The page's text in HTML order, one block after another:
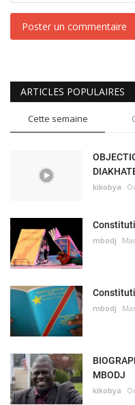
Poster un commentaire
ARTICLES POPULAIRES
Cette semaine
kikobya
mbodj
mbodj
MBODJ
kikobya